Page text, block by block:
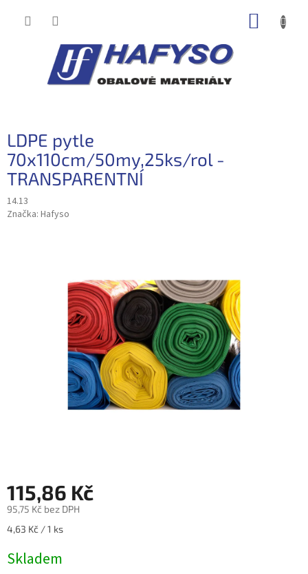
LDPE pytle
70x110cm/50my,25ks/rol -
TRANSPARENTNÍ
14.13
Značka: Hafyso
115,86 Kč
95,75 Kč bez DPH
Měrná
4,63 Kč / 1 ks
Skladem